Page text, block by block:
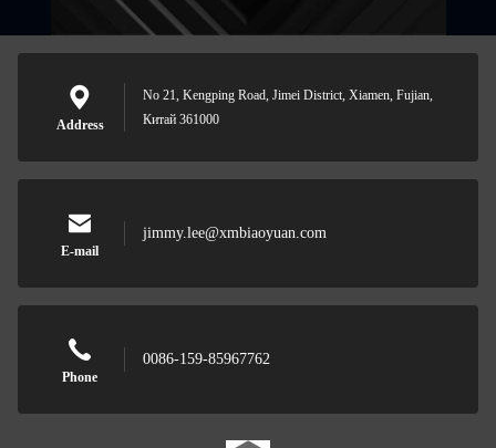
Address
No 21, Kengping Road, Jimei District, Xiamen, Fujian,
Китай 361000
E-mail
jimmy.lee@xmbiaoyuan.com
Phone
0086-159-85967762